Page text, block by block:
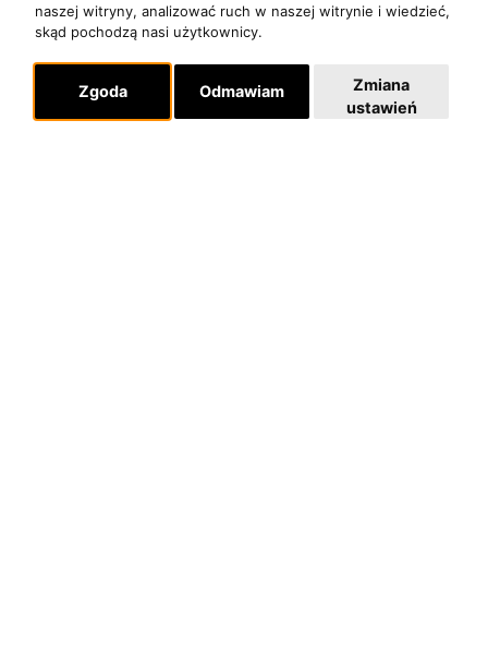
naszej witryny, analizować ruch w naszej witrynie i wiedzieć,
skąd pochodzą nasi użytkownicy.
Zgoda Odmawiam
Zmiana
ustawień